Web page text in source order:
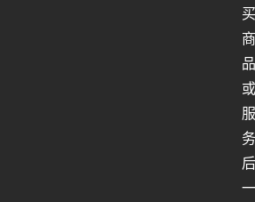
买
商
品
或
服
务
后
一